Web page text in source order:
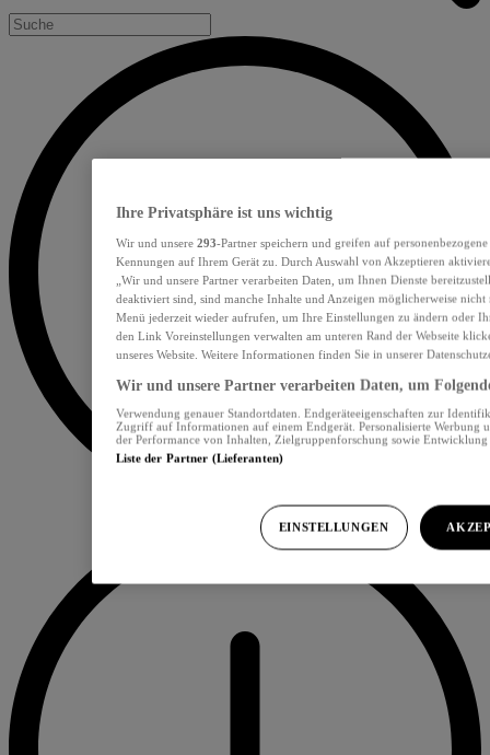
Ihre Privatsphäre ist uns wichtig
Wir und unsere 293-Partner speichern und greifen auf
Kennungen auf Ihrem Gerät zu. Durch Auswahl von Akzeptieren
„Wir und unsere Partner verarbeiten Daten, um Ihnen Dienste
deaktiviert sind, sind manche Inhalte und Anzeigen möglicherweise nicht
Menü jederzeit wieder aufrufen, um Ihre Einstellungen zu ändern oder
den Link Voreinstellungen verwalten am unteren Rand der Webseite
unseres Website. Weitere Informationen finden Sie in unserer
Wir und unsere Partner verarbeiten Daten, um
Verwendung genauer Standortdaten. Endgeräteeigenschaften zur
Zugriff auf Informationen auf einem Endgerät. Personalisierte Werbung
der Performance von Inhalten, Zielgruppenforschung sowie
Liste der Partner (Lieferanten)
EINSTELLUNGEN